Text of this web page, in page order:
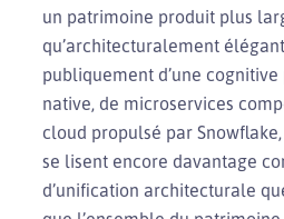
un patrimoine produit plus
qu’architecturalement
publiquement d’une
native, de microservices
cloud propulsé par
se lisent encore davantage
d’unification architecturale